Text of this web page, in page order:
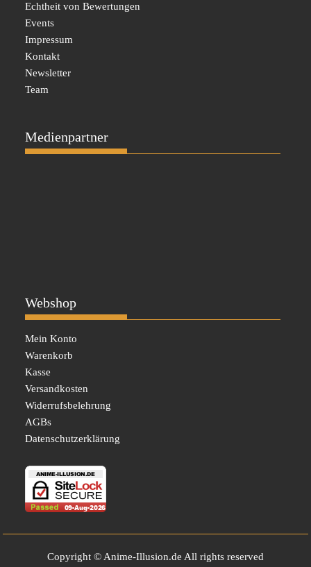
Echtheit von Bewertungen
Events
Impressum
Kontakt
Newsletter
Team
Medienpartner
Webshop
Mein Konto
Warenkorb
Kasse
Versandkosten
Widerrufsbelehrung
AGBs
Datenschutzerklärung
Copyright © Anime-Illusion.de All rights reserved